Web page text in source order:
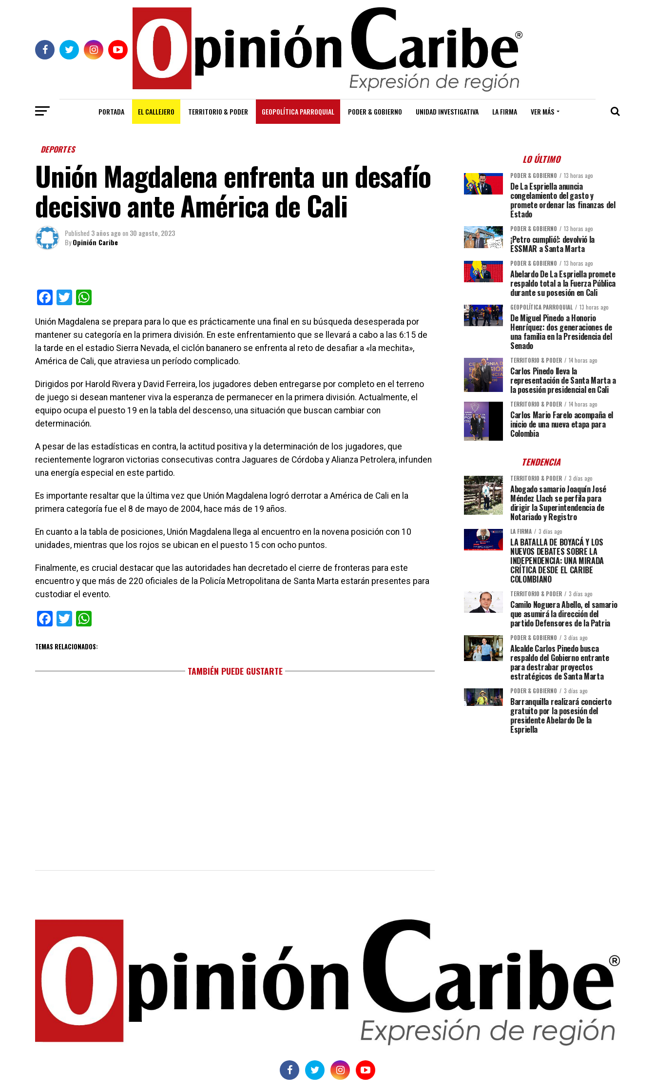
PORTADA EL CALLEJERO TERRITORIO & PODER GEOPOLÍTICA PARROQUIAL PODER & GOBIERNO UNIDAD INVESTIGATIVA LA FIRMA VER MÁS
DEPORTES
Unión Magdalena enfrenta un desafío
decisivo ante América de Cali
Published 3 años ago on30 agosto, 2023
ByOpinión Caribe
Facebook
Twitter
Unión Magdalena se prepara para lo que es prácticamente una final en su búsqueda desesperada por
mantener su categoría en la primera división. En este enfrentamiento que se llevará a cabo a las 6:15 de
la tarde en el estadio Sierra Nevada, el ciclón bananero se enfrenta al reto de desafiar a «la mechita»,
América de Cali, que atraviesa un período complicado.
Dirigidos por Harold Rivera y David Ferreira, los jugadores deben entregarse por completo en el terreno
de juego si desean mantener viva la esperanza de permanecer en la primera división. Actualmente, el
equipo ocupa el puesto 19 en la tabla del descenso, una situación que buscan cambiar con
determinación.
A pesar de las estadísticas en contra, la actitud positiva y la determinación de los jugadores, que
recientemente lograron victorias consecutivas contra Jaguares de Córdoba y Alianza Petrolera, infunden
una energía especial en este partido.
Es importante resaltar que la última vez que Unión Magdalena logró derrotar a América de Cali en la
primera categoría fue el 8 de mayo de 2004, hace más de 19 años.
En cuanto a la tabla de posiciones, Unión Magdalena llega al encuentro en la novena posición con 10
unidades, mientras que los rojos se ubican en el puesto 15 con ocho puntos.
Finalmente, es crucial destacar que las autoridades han decretado el cierre de fronteras para este
encuentro y que más de 220 oficiales de la Policía Metropolitana de Santa Marta estarán presentes para
custodiar el evento.
Facebook
Twitter
TEMAS RELACIONADOS:
TAMBIÉN PUEDE GUSTARTE
LO ÚLTIMO
PODER & GOBIERNO 13 horas ago
De La Espriella anuncia
congelamiento del gasto y
promete ordenar las finanzas del
Estado
PODER & GOBIERNO 13 horas ago
¡Petro cumplió!: devolvió la
ESSMAR a Santa Marta
PODER & GOBIERNO 13 horas ago
Abelardo De La Espriella promete
respaldo total a la Fuerza Pública
durante su posesión en Cali
GEOPOLÍTICA PARROQUIAL 13 horas ago
De Miguel Pinedo a Honorio
Henríquez: dos generaciones de
una familia en la Presidencia del
Senado
TERRITORIO & PODER 14 horas ago
Carlos Pinedo lleva la
representación de Santa Marta a
la posesión presidencial en Cali
TERRITORIO & PODER 14 horas ago
Carlos Mario Farelo acompaña el
inicio de una nueva etapa para
Colombia
TENDENCIA
TERRITORIO & PODER 3 días ago
Abogado samario Joaquín José
Méndez Llach se perfila para
dirigir la Superintendencia de
Notariado y Registro
LA FIRMA 3 días ago
LA BATALLA DE BOYACÁ Y LOS
NUEVOS DEBATES SOBRE LA
INDEPENDENCIA: UNA MIRADA
CRÍTICA DESDE EL CARIBE
COLOMBIANO
TERRITORIO & PODER 3 días ago
Camilo Noguera Abello, el samario
que asumirá la dirección del
partido Defensores de la Patria
PODER & GOBIERNO 3 días ago
Alcalde Carlos Pinedo busca
respaldo del Gobierno entrante
para destrabar proyectos
estratégicos de Santa Marta
PODER & GOBIERNO 3 días ago
Barranquilla realizará concierto
gratuito por la posesión del
presidente Abelardo De la
Espriella